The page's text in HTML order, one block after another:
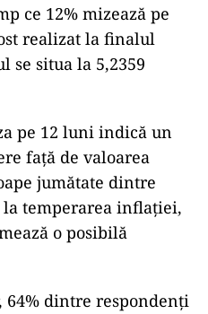
ce 12% mizează pe
realizat la finalul
se situa la 5,2359
pe 12 luni indică un
față de valoarea
jumătate dintre
temperarea inflației,
o posibilă
dintre respondenți